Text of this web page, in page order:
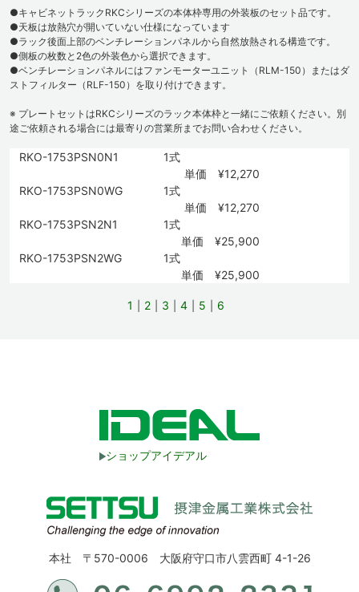
●キャビネットラックRKCシリーズの本体枠専用の外装板のセット品です。
●天板は放熱穴が開いていない仕様になっています
●ラック後面上部のベンチレーションパネルから自然放熱される構造です。
●側板の枚数と2色の外装色から選択できます。
●ベンチレーションパネルにはファンモーターユニット（RLM-150）またはダ
ストフィルター（RLF-150）を取り付けできます。
※ プレートセットはRKCシリーズのラック本体枠と一緒にご依頼ください。別
途ご依頼される場合には最寄りの営業所までお問い合わせください。
RKO-1753PSN0N1
1式
単価 ¥12,270
RKO-1753PSN0WG
1式
単価 ¥12,270
RKO-1753PSN2N1
1式
単価 ¥25,900
RKO-1753PSN2WG
1式
単価 ¥25,900
1 2 3 4 5 6
ショップアイデアル
本社 〒570-0006 大阪府守口市八雲西町 4-1-26